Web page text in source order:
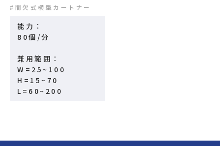
間欠式横型カートナー
能力：
80個/分
兼用範囲：
W=25~100
H=15~70
L=60~200